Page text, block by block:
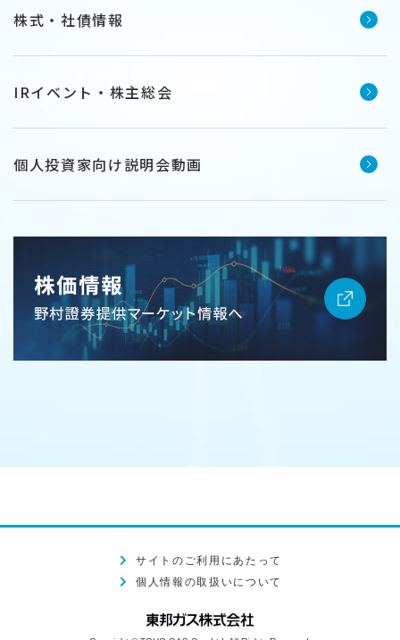
株式・社債情報
IRイベント・株主総会
個人投資家向け説明会動画
サイトのご利用にあたって
個人情報の取扱いについて